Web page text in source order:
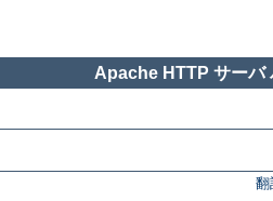
Apache HTTP サーバ
翻